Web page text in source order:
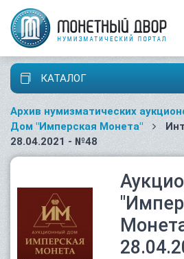
КАТАЛОГ
Архив нумизматических
Дом "Имперская Монета"
28.04.2021 - №48